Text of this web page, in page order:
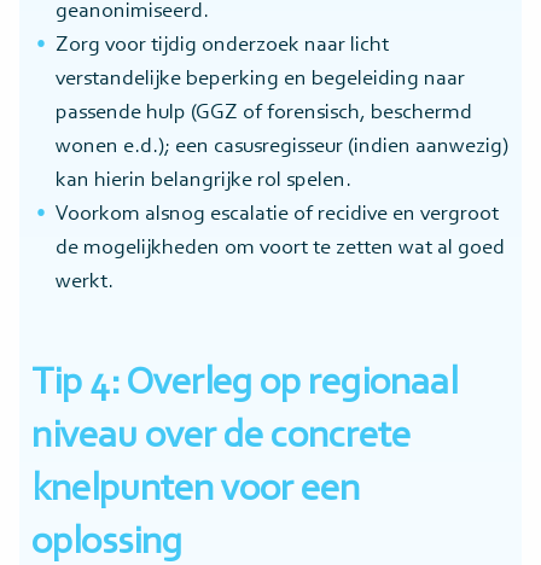
geanonimiseerd.
Zorg voor tijdig onderzoek naar licht
verstandelijke beperking en begeleiding naar
passende hulp (GGZ of forensisch, beschermd
wonen e.d.); een casusregisseur (indien aanwezig)
kan hierin belangrijke rol spelen.
Voorkom alsnog escalatie of recidive en vergroot
de mogelijkheden om voort te zetten wat al goed
werkt.
Tip 4: Overleg op regionaal
niveau over de concrete
knelpunten voor een
oplossing